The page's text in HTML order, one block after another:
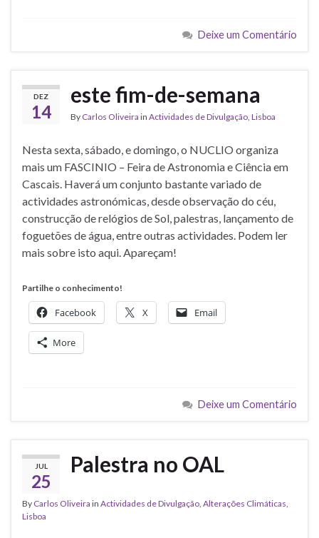
Deixe um Comentário
DEZ
14
este fim-de-semana
By Carlos Oliveira in Actividades de Divulgação, Lisboa
Nesta sexta, sábado, e domingo, o NUCLIO organiza
mais um FASCINIO – Feira de Astronomia e Ciência em
Cascais. Haverá um conjunto bastante variado de
actividades astronómicas, desde observação do céu,
construcção de relógios de Sol, palestras, lançamento de
foguetões de água, entre outras actividades. Podem ler
mais sobre isto aqui. Apareçam!
Partilhe o conhecimento!
Facebook X Email
More
Deixe um Comentário
JUL
25
Palestra no OAL
By Carlos Oliveira in Actividades de Divulgação, Alterações Climáticas,
Lisboa